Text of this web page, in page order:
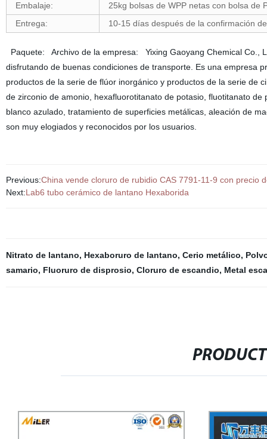
Embalaje:
25kg bolsas de WPP netas con bolsa de
Entrega:
10-15 días después de la confirmación
Paquete: Archivo de la empresa: Yixing Gaoyang Chemical Co.,
disfrutando de buenas condiciones de transporte. Es una empresa
productos de la serie de flúor inorgánico y productos de la serie de
de zirconio de amonio, hexafluorotitanato de potasio, fluotitanato
blanco azulado, tratamiento de superficies metálicas, aleación de
son muy elogiados y reconocidos por los usuarios.
Previous:China vende cloruro de rubidio CAS 7791-11-9 con precio
Next:Lab6 tubo cerámico de lantano Hexaborida
Nitrato de lantano, Hexaboruro de lantano, Cerio metálico,
samario, Fluoruro de disprosio, Cloruro de escandio, Metal